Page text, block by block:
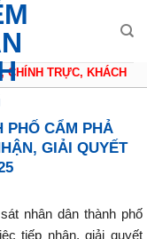
TRỰC, KHÁCH
PHỐ CẨM PHẢ
GIẢI QUYẾT
nhân dân thành phố
tiếp nhận, giải quyết